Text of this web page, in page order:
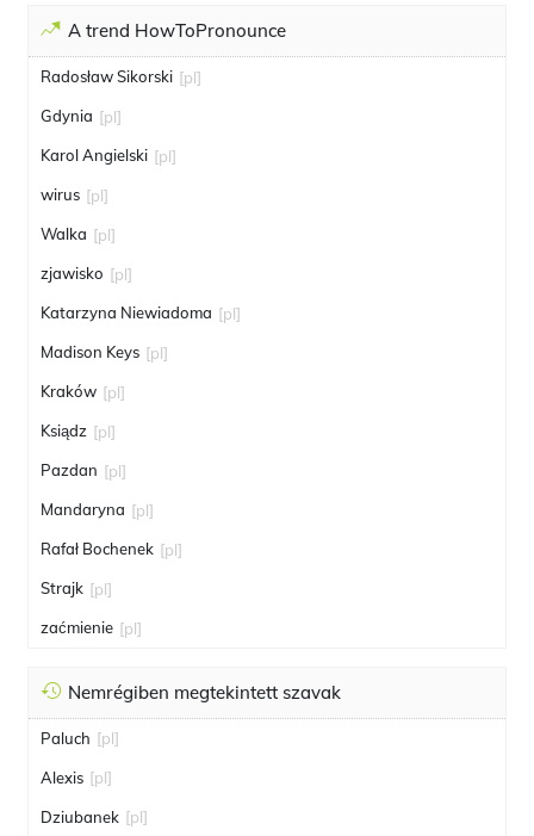
A trend HowToPronounce
Radosław Sikorski [pl]
Gdynia [pl]
Karol Angielski [pl]
wirus [pl]
Walka [pl]
zjawisko [pl]
Katarzyna Niewiadoma [pl]
Madison Keys [pl]
Kraków [pl]
Ksiądz [pl]
Pazdan [pl]
Mandaryna [pl]
Rafał Bochenek [pl]
Strajk [pl]
zaćmienie [pl]
Nemrégiben megtekintett szavak
Paluch [pl]
Alexis [pl]
Dziubanek [pl]